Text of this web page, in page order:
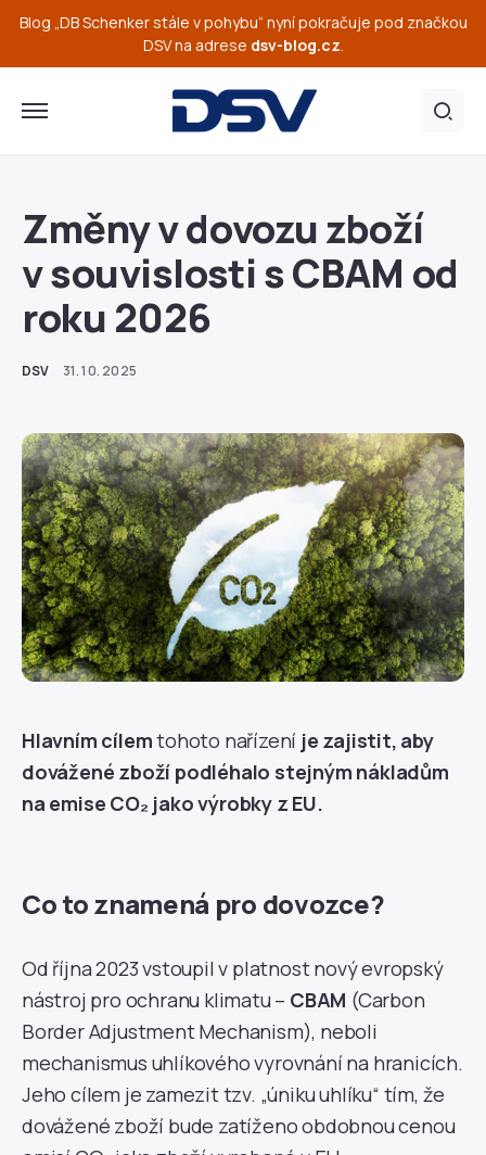
Blog „DB Schenker stále v pohybu“ nyní pokračuje pod značkou
DSV na adrese dsv-blog.cz.
Změny v dovozu zboží
v souvislosti s CBAM od
roku 2026
DSV 31. 10. 2025
Hlavním cílemtohoto nařízení je zajistit, aby
dovážené zboží podléhalo stejným nákladům
na emise CO₂ jako výrobky z EU.
Co to znamená pro dovozce?
Od října 2023 vstoupil v platnost nový evropský
nástroj pro ochranu klimatu – CBAM (Carbon
Border Adjustment Mechanism), neboli
mechanismus uhlíkového vyrovnání na hranicích.
Jeho cílem je zamezit tzv. „úniku uhlíku“ tím, že
dovážené zboží bude zatíženo obdobnou cenou